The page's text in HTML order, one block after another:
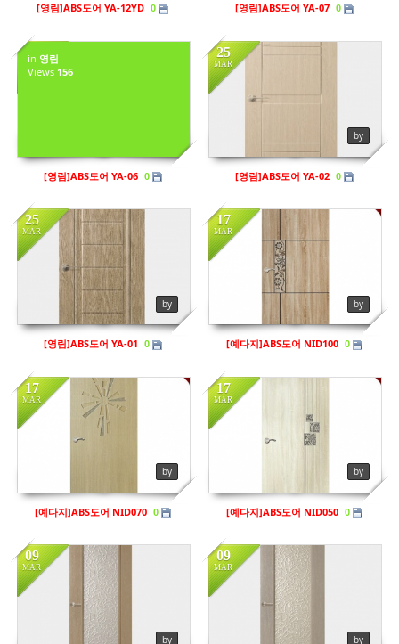
[영림]ABS도어 YA-12YD 0 [영림]ABS도어 YA-07 0
25
MAR
in 영림
Views 156
[영림]ABS도어 YA-06 0
25
MAR
by
[영림]ABS도어 YA-02 0
25
MAR
by
[영림]ABS도어 YA-01 0
17
MAR
by
[예다지]ABS도어 NID100 0
17
MAR
by
306
[예다지]ABS도어 NID070 0
17
MAR
by
[예다지]ABS도어 NID050 0
09
MAR
by
09
MAR
by
프리미엄도어
프리미엄도어
프리미엄도어